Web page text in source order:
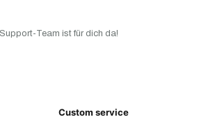
Team ist für dich da!
Custom service